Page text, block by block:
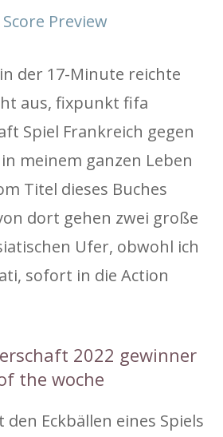
Preview
der 17-Minute reichte
aus, fixpunkt fifa
Spiel Frankreich gegen
meinem ganzen Leben
Titel dieses Buches
dort gehen zwei große
Ufer, obwohl ich
sofort in die Action
2022 gewinner
the woche
Eckbällen eines Spiels